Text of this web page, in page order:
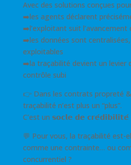
Avec des solutions conçues
➡️les agents déclarent
➡️l’exploitant suit l’avancement
➡️les données sont
exploitables
➡️la traçabilité devient un levier
contrôle subi
👉 Dans les contrats propreté
traçabilité n’est plus un “plus”.
C’est un 𝘀𝗼𝗰𝗹𝗲 𝗱𝗲
💬 Pour vous, la traçabilité est-
comme une contrainte… ou
concurrentiel ?